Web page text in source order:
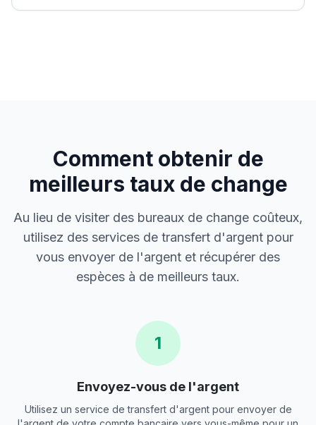
Comment obtenir de
meilleurs taux de change
Au lieu de visiter des bureaux de change coûteux,
utilisez des services de transfert d'argent pour
vous envoyer de l'argent et récupérer des
espèces à de meilleurs taux.
1
Envoyez-vous de l'argent
Utilisez un service de transfert d'argent pour envoyer de